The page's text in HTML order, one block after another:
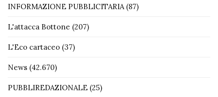
INFORMAZIONE PUBBLICITARIA(87)
L'attacca Bottone (207)
L'Eco cartaceo (37)
News (42.670)
PUBBLIREDAZIONALE (25)